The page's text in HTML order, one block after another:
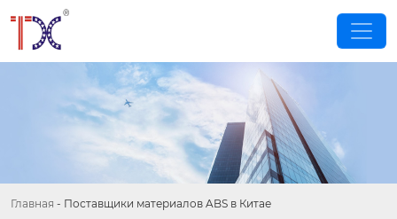
Главная - Поставщики материалов ABS в Китае